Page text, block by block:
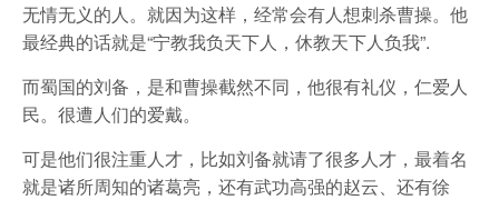
无情无义的人。就因为这样，经常会有人想刺杀曹操。他
最经典的话就是“宁教我负天下人，休教天下人负我”.
而蜀国的刘备，是和曹操截然不同，他很有礼仪，仁爱人
民。很遭人们的爱戴。
可是他们很注重人才，比如刘备就请了很多人才，最着名
就是诸所周知的诸葛亮，还有武功高强的赵云、还有徐